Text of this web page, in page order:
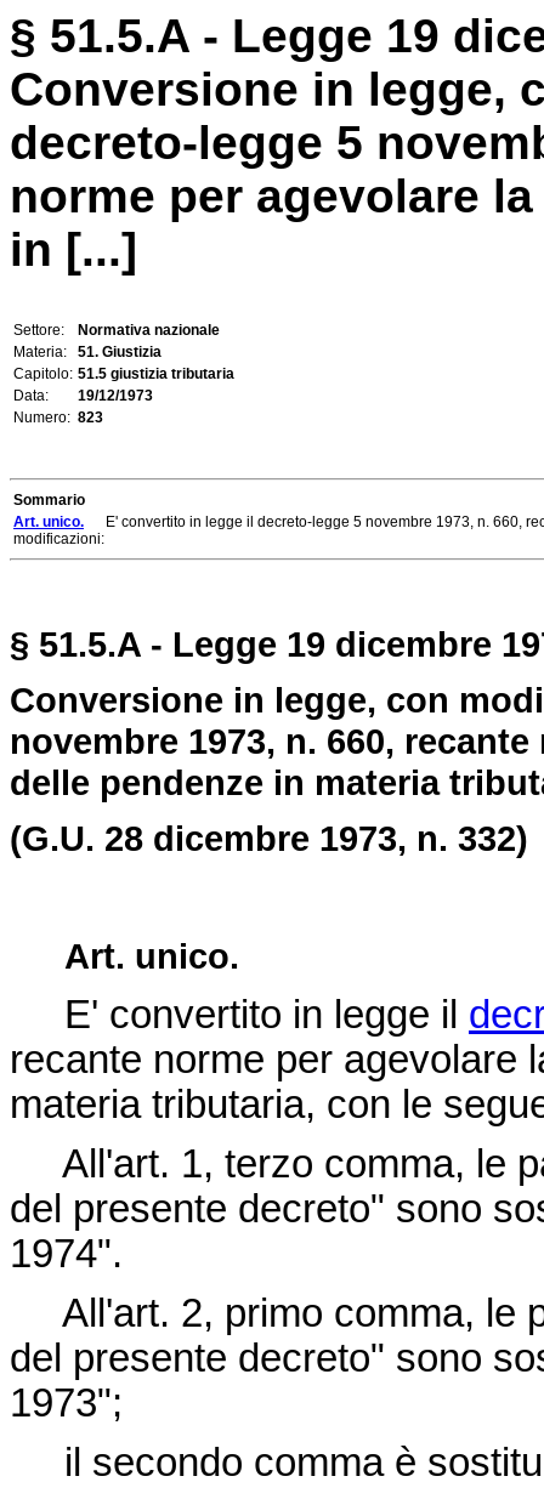
§ 51.5.A - Legge 19
Conversione in legge,
decreto-legge 5
norme per agevolare
in [...]
Settore:
Normativa nazionale
Materia:
51. Giustizia
Capitolo: 51.5 giustizia tributaria
Data:
19/12/1973
Numero: 823
Sommario
Art. unico. E' convertito in legge il decreto-legge 5 novembre 1973, n. 660,
modificazioni:
§ 51.5.A - Legge 19 dicembre
Conversione in legge, con
novembre 1973, n. 660,
delle pendenze in materia
(G.U. 28 dicembre 1973, n. 332)
Art. unico.
E' convertito in legge il
recante norme per agevolare
materia tributaria, con le
All'art. 1, terzo comma, le
del presente decreto" sono
1974".
All'art. 2, primo comma, le
del presente decreto" sono
1973";
il secondo comma è